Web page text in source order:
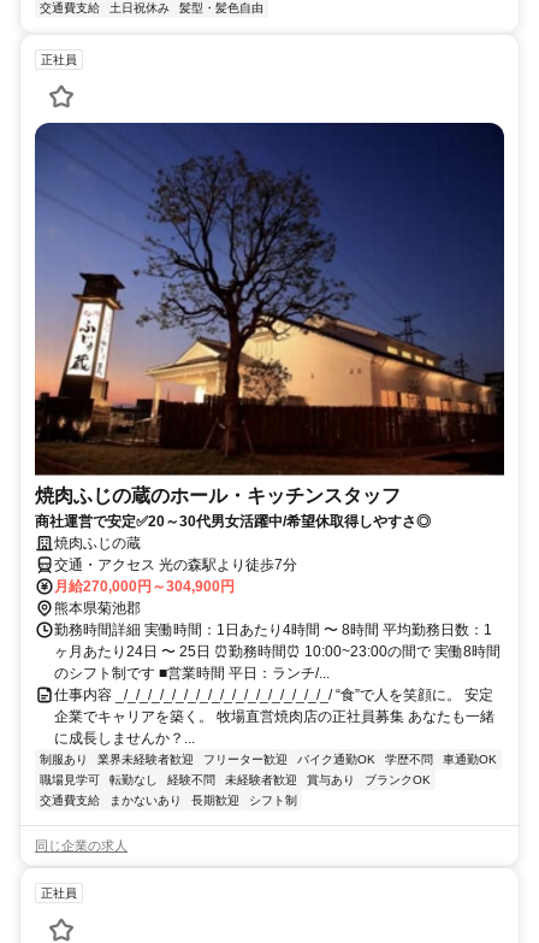
交通費支給
土日祝休み 髪型・髪色自由
正社員
焼肉ふじの蔵のホール・キッチンスタッフ
商社運営で安定✅20～30代男女活躍中/希望休取得しやすさ◎
焼肉ふじの蔵
交通・アクセス 光の森駅より徒歩7分
月給270,000円～304,900円
熊本県菊池郡
勤務時間詳細 実働時間：1日あたり4時間 〜 8時間 平均勤務日数：1
ヶ月あたり24日 〜 25日 ⏰勤務時間⏰ 10:00~23:00の間で 実働8時間
のシフト制です ■営業時間 平日：ランチ/...
仕事内容 _/_/_/_/_/_/_/_/_/_/_/_/_/_/_/_/_/_/ “食”で人を笑顔に。 安定
企業でキャリアを築く。 牧場直営焼肉店の正社員募集 あなたも一緒
に成長しませんか？...
制服あり 業界未経験者歓迎 フリーター歓迎 バイク通勤OK 学歴不問
車通勤OK
職場見学可
転勤なし 経験不問 未経験者歓迎 賞与あり
ブランクOK
交通費支給
まかないあり 長期歓迎 シフト制
同じ企業の求人
正社員